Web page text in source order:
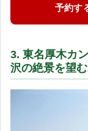
予約す
3. 東名厚木カ
沢の絶景を望